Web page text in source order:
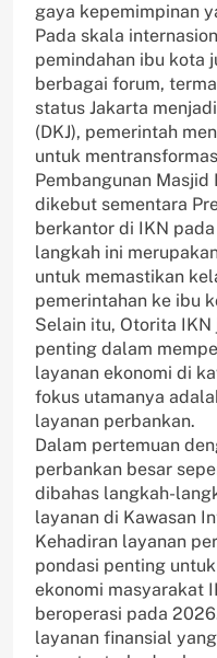
gaya kepemimpinan
Pada skala
pemindahan ibu kota
berbagai forum,
status Jakarta
(DKJ), pemerintah
untuk
Pembangunan
dikebut sementara
berkantor di IKN
langkah ini
untuk memastikan
pemerintahan ke ibu
Selain itu, Otorita
penting dalam
layanan ekonomi di
fokus utamanya
layanan perbankan.
Dalam pertemuan
perbankan besar
dibahas langkah-
layanan di Kawasan
Kehadiran layanan
pondasi penting
ekonomi masyarakat
beroperasi pada
layanan finansial